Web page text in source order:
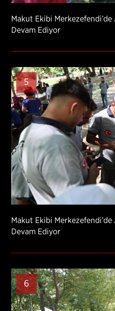
Makut Ekibi
Devam Ediyor
5
Makut Ekibi
Devam Ediyor
6